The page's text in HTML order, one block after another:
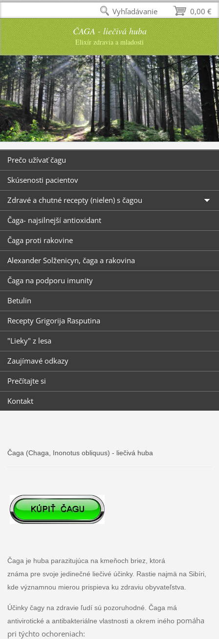
ČAGA - liečivá huba
Elixír zdravia a mladosti
Prečo užívať čagu
Skúsenosti pacientov
Zdravé a chutné recepty (nielen) s čagou
Čaga- najsilnejší antioxidant
Čaga proti rakovine
Alexander Solženicyn, čaga a rakovina
Čaga na podporu imunity
Betulin
Recepty Grigorija Rasputina
"Lieky" z lesa
Zaujímavé odkazy
Prečítajte si
Kontakt
Čaga (Chaga, Inonotus obliquus) - liečivá huba
Čaga je huba parazitujúca na kmeňoch briez, ktorá
známa pre svoje jedinečné liečivé účinky. Rastie najmä na Sibíri,
kde významnou mierou prispieva ku zdraviu obyvateľstva.
Účinky čagy na zdravie ľudí sú pozoruhodné. Čaga má
antivirotické a antibakteriálne vlastnosti a okrem iného pomáha
pri týchto ochoreniach:
0,00 €
Vyhľadávanie